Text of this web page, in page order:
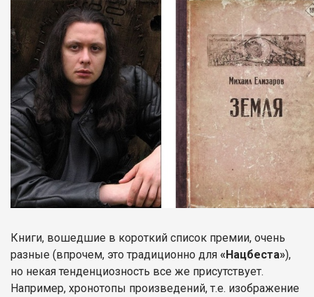
Книги, вошедшие в короткий список премии, очень
разные (впрочем, это традиционно для «Нацбеста»),
но некая тенденциозность все же присутствует.
Например, хронотопы произведений, т.е. изображение